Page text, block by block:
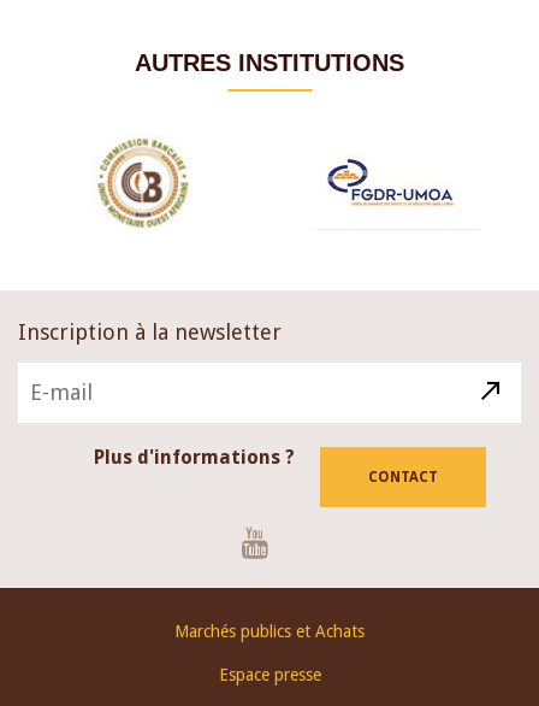
AUTRES INSTITUTIONS
Inscription à la newsletter
Plus d'informations ?
CONTACT
Marchés publics et Achats
Espace presse